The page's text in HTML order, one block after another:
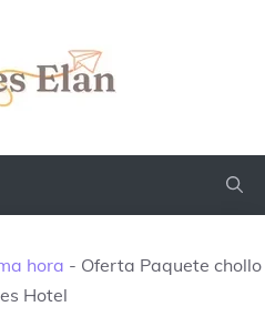
hora - Oferta Paquete chollo
Hotel